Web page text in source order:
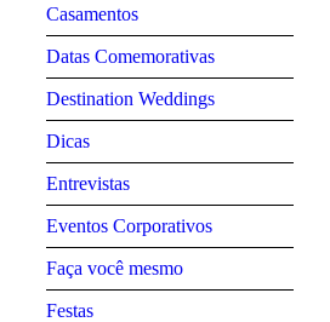
Casamentos
Datas Comemorativas
Destination Weddings
Dicas
Entrevistas
Eventos Corporativos
Faça você mesmo
Festas